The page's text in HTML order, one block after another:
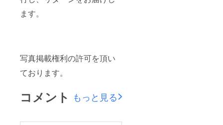
ます。
写真掲載権利の許可を頂い
ております。
コメント もっと見る